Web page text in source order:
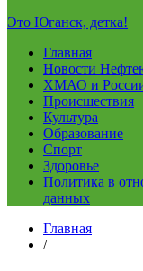
Это Юганск, детка!
Главная
Новости
ХМАО и
Происшествия
Культура
Образование
Спорт
Здоровье
Политика в
данных
Главная
/